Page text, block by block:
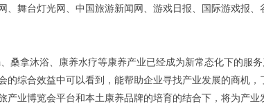
、舞台灯光网、中国旅游新闻网、游戏日报、国际游戏报、
桑拿沐浴、康养水疗等康养产业已经成为新常态化下的服
的综合效益中可以看到，能帮助企业寻找产业发展的商机
产业博览会平台和本土康养品牌的培育的结合下，将为产